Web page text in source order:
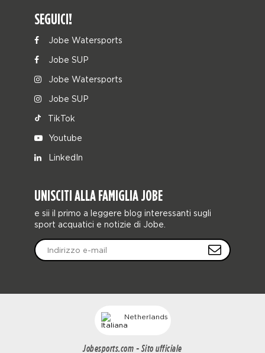
SEGUICI!
Jobe Watersports
Jobe SUP
Jobe Watersports
Jobe SUP
TikTok
Youtube
LinkedIn
UNISCITI ALLA FAMIGLIA JOBE
e sii il primo a leggere blog interessanti sugli
sport acquatici e notizie di Jobe.
Netherlands
Jobesports.com - Sito ufficiale